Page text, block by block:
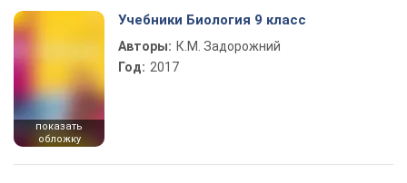
показать
обложку
Учебники Биология 9 класс
Авторы: К.М. Задорожний
Год: 2017